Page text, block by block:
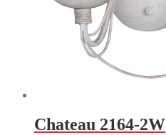
Chateau 2164-2W